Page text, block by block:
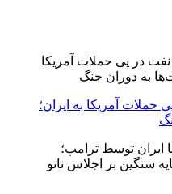
آمریکا به ایران؛